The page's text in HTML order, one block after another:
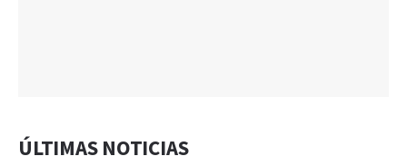
ÚLTIMAS NOTICIAS